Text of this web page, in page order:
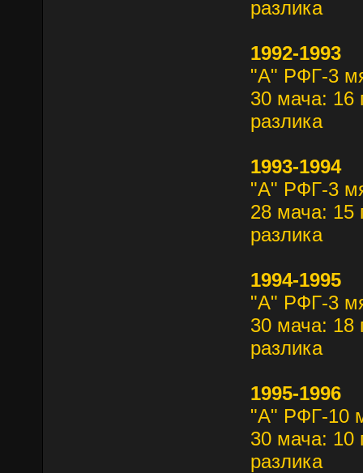
разлика
1992-1993
"А" РФГ-3
30 мача: 16
разлика
1993-1994
"А" РФГ-3
28 мача: 15
разлика
1994-1995
"А" РФГ-3
30 мача: 18
разлика
1995-1996
"А" РФГ-10
30 мача: 10
разлика